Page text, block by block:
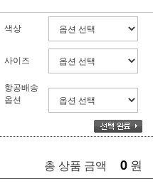
색상
사이즈
항공배송
옵션
총 상품 금액 0 원